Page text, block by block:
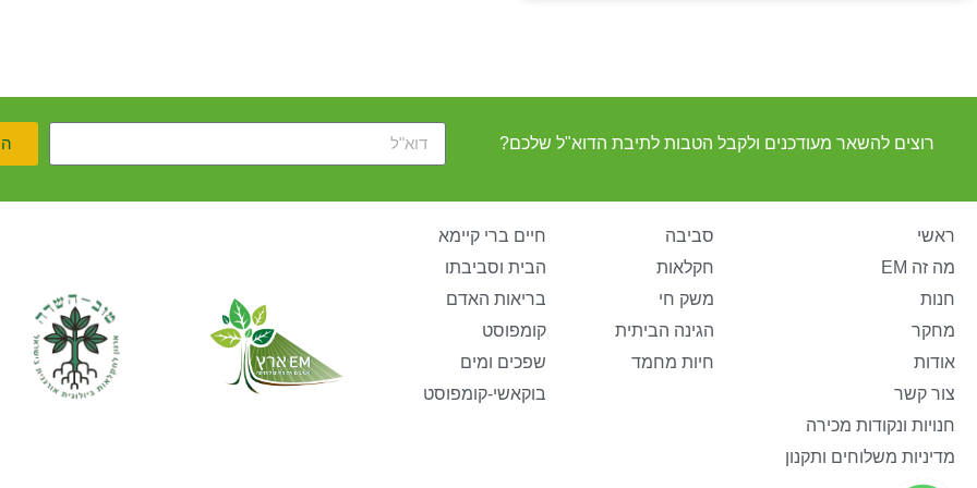
רוצים להשאר מעודכנים ולקבל הטבות לתיבת הדוא"ל שלכם?
ראשי
מה זה EM
חנות
מחקר
אודות
צור קשר
חנויות ונקודות מכירה
מדיניות משלוחים ותקנון
סביבה
חקלאות
משק חי
הגינה הביתית
חיות מחמד
חיים ברי קיימא
הבית וסביבתו
בריאות האדם
קומפוסט
שפכים ומים
בוקאשי-קומפוסט